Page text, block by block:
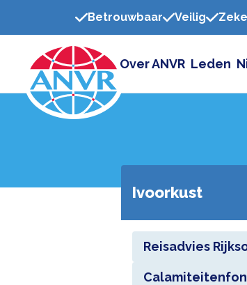
Betrouwbaar Veilig
Over ANVR Leden
Ivoorkust
Reisadvies